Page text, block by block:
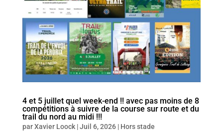
4 et 5 juillet quel week-end !! avec pas moins de 8
compétitions à suivre de la course sur route et du
trail du nord au midi !!!
parXavier Loock|Juil 6, 2026| Hors stade